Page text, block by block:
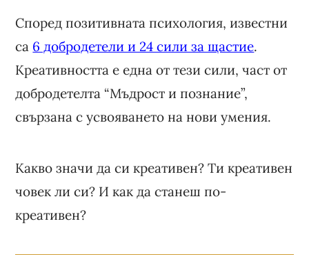
Според позитивната психология, известни
са 6 добродетели и 24 сили за щастие.
Креативността е една от тези сили, част от
добродетелта “Мъдрост и познание”,
свързана с усвояването на нови умения.
Какво значи да си креативен? Ти креативен
човек ли си? И как да станеш по-
креативен?